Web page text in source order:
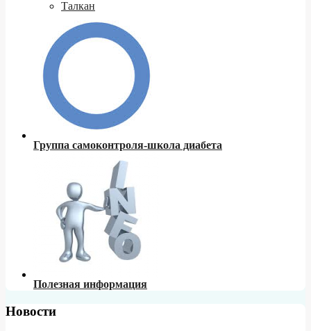
Талкан
Группа самоконтроля-школа диабета
Полезная информация
Новости